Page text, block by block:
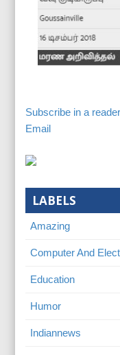
Subscribe in a reader
Email
LABELS
Amazing
Computer And
Education
Humor
Indiannews